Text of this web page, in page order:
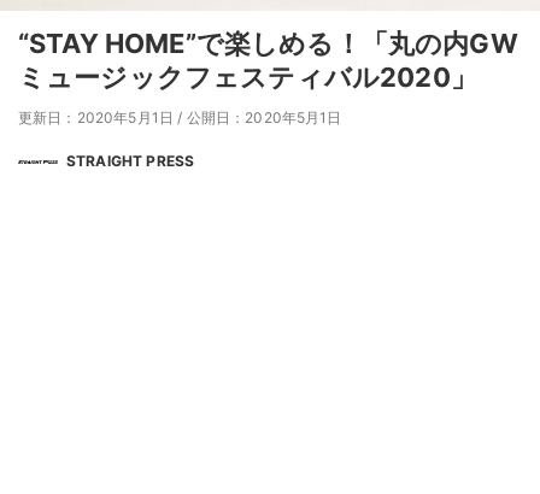
“STAY HOME”で楽しめる！「丸の内GW
ミュージックフェスティバル2020」
更新日：2020年5月1日 / 公開日：2020年5月1日
STRAIGHT PRESS